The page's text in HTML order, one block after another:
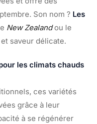
Son nom ? Les
New Zealandou le
saveur délicate.
les climats chauds
ces variétés
grâce à leur
à se régénérer